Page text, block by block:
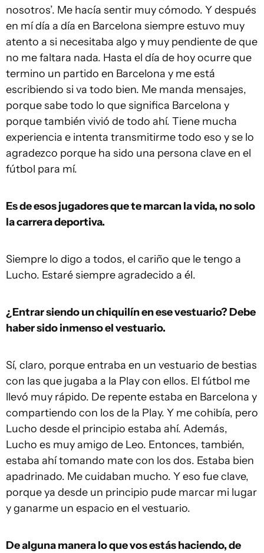
nosotros’. Me hacía sentir muy cómodo. Y después
en mí día a día en Barcelona siempre estuvo muy
atento a si necesitaba algo y muy pendiente de que
no me faltara nada. Hasta el día de hoy ocurre que
termino un partido en Barcelona y me está
escribiendo si va todo bien. Me manda mensajes,
porque sabe todo lo que significa Barcelona y
porque también vivió de todo ahí. Tiene mucha
experiencia e intenta transmitirme todo eso y se lo
agradezco porque ha sido una persona clave en el
fútbol para mí.
Es de esos jugadores que te marcan la vida, no solo
la carrera deportiva.
Siempre lo digo a todos, el cariño que le tengo a
Lucho. Estaré siempre agradecido a él.
¿Entrar siendo un chiquilín en ese vestuario? Debe
haber sido inmenso el vestuario.
Sí, claro, porque entraba en un vestuario de bestias
con las que jugaba a la Play con ellos. El fútbol me
llevó muy rápido. De repente estaba en Barcelona y
compartiendo con los de la Play. Y me cohibía, pero
Lucho desde el principio estaba ahí. Además,
Lucho es muy amigo de Leo. Entonces, también,
estaba ahí tomando mate con los dos. Estaba bien
apadrinado. Me cuidaban mucho. Y eso fue clave,
porque ya desde un principio pude marcar mi lugar
y ganarme un espacio en el vestuario.
De alguna manera lo que vos estás haciendo, de